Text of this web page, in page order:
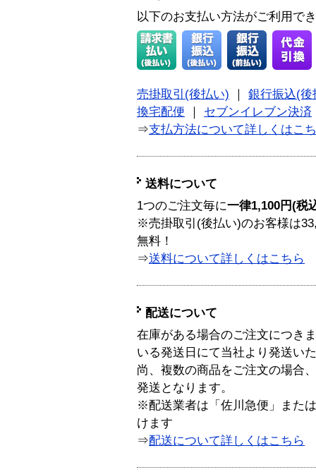
以下のお支払い方法がご利用で
売掛取引(後払い)
銀行振込(後
換宅配便
セブンイレブン決済
⇒支払方法について詳しくはこ
送料について
1つのご注文毎に一律1,100円(税
※売掛取引(後払い)のお客様は
無料！
⇒送料について詳しくはこちら
配送について
在庫がある場合のご注文につき
いる発送日にて当社より発送い
尚、複数の商品をご注文の場合
発送となります。
※配送業者は「佐川急便」また
けます
⇒配送について詳しくはこちら